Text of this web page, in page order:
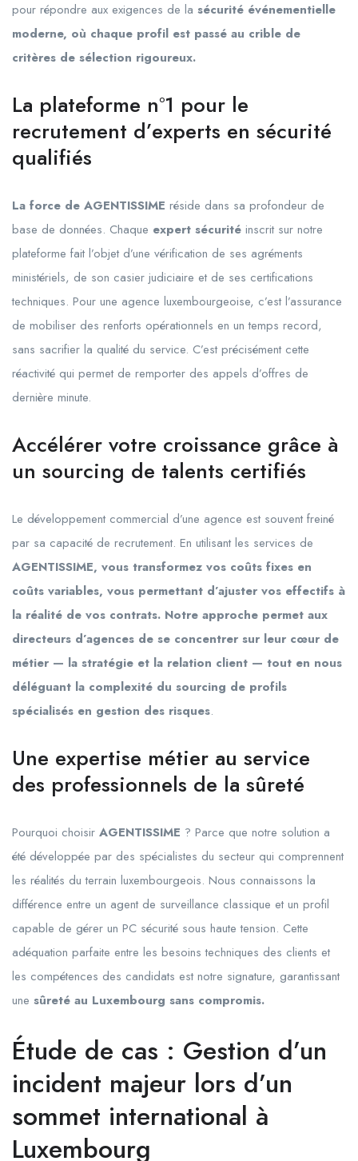
pour répondre aux exigences de la sécurité événementielle
moderne, où chaque profil est passé au crible de
critères de sélection rigoureux.
La plateforme n°1 pour le
recrutement d’experts en sécurité
qualifiés
La force de AGENTISSIME réside dans sa profondeur de
base de données. Chaque expert sécurité inscrit sur notre
plateforme fait l’objet d’une vérification de ses agréments
ministériels, de son casier judiciaire et de ses certifications
techniques. Pour une agence luxembourgeoise, c’est l’assurance
de mobiliser des renforts opérationnels en un temps record,
sans sacrifier la qualité du service. C’est précisément cette
réactivité qui permet de remporter des appels d’offres de
dernière minute.
Accélérer votre croissance grâce à
un sourcing de talents certifiés
Le développement commercial d’une agence est souvent freiné
par sa capacité de recrutement. En utilisant les services de
AGENTISSIME, vous transformez vos coûts fixes en
coûts variables, vous permettant d’ajuster vos effectifs à
la réalité de vos contrats. Notre approche permet aux
directeurs d’agences de se concentrer sur leur cœur de
métier — la stratégie et la relation client — tout en nous
déléguant la complexité du sourcing de profils
spécialisés en gestion des risques.
Une expertise métier au service
des professionnels de la sûreté
Pourquoi choisir AGENTISSIME ? Parce que notre solution a
été développée par des spécialistes du secteur qui comprennent
les réalités du terrain luxembourgeois. Nous connaissons la
différence entre un agent de surveillance classique et un profil
capable de gérer un PC sécurité sous haute tension. Cette
adéquation parfaite entre les besoins techniques des clients et
les compétences des candidats est notre signature, garantissant
une sûreté au Luxembourg sans compromis.
Étude de cas : Gestion d’un
incident majeur lors d’un
sommet international à
Luxembourg